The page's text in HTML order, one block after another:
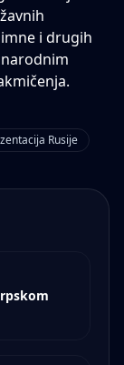
i drugih
Rusije